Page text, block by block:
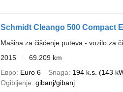
Schmidt Cleango 500 Compact
Mašina za čišćenje puteva - vozilo za
2015
69.209 km
Евро
Euro 6 Snaga 194 k.s. (143
Ogibljenje gibanj/gibanj